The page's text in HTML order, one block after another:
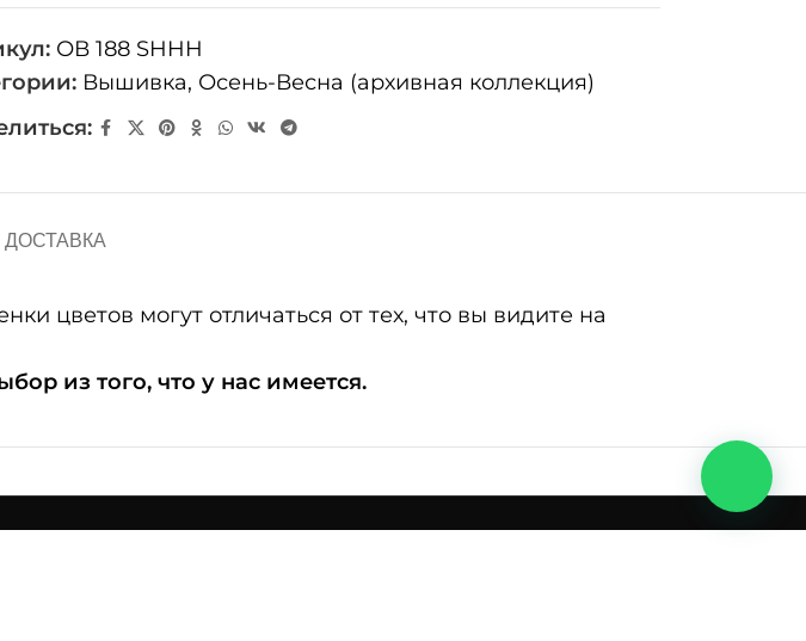
ОВ 188 SHHH
Вышивка, Осень-Весна (архивная коллекция)
цветов могут отличаться от тех, что вы видите на
из того, что у нас имеется.